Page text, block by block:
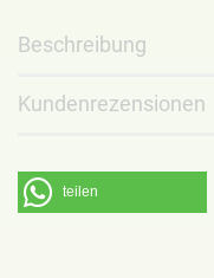
Beschreibung
Kundenrezensionen
teilen